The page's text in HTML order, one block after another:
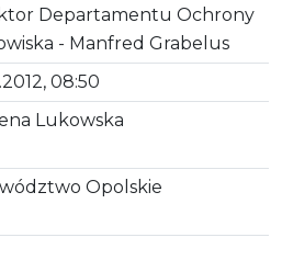
Departamentu Ochrony
- Manfred Grabelus
08:50
Lukowska
Opolskie